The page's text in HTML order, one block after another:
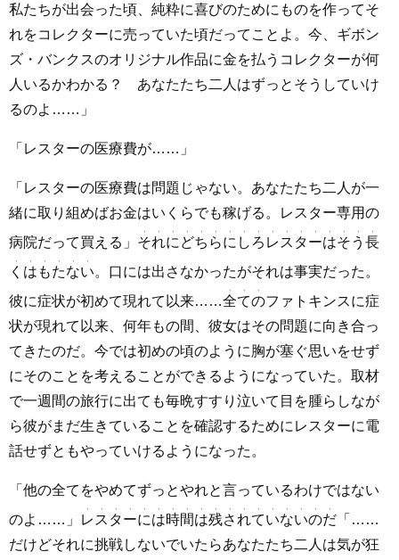
私たちが出会った頃、純粋に喜びのためにものを作ってそ
れをコレクターに売っていた頃だってことよ。今、ギボン
ズ・バンクスのオリジナル作品に金を払うコレクターが何
人いるかわかる？ あなたたち二人はずっとそうしていけ
るのよ……」
「レスターの医療費が……」
「レスターの医療費は問題じゃない。あなたたち二人が一
緒に取り組めばお金はいくらでも稼げる。レスター専用の
病院だって買える」 それにどちらにしろレスターはそう長
くはもたない。口には出さなかったがそれは事実だった。
彼に症状が初めて現れて以来……全てのファトキンスに症
状が現れて以来、何年もの間、彼女はその問題に向き合っ
てきたのだ。今では初めの頃のように胸が塞ぐ思いをせず
にそのことを考えることができるようになっていた。取材
で一週間の旅行に出ても毎晩すすり泣いて目を腫らしなが
ら彼がまだ生きていることを確認するためにレスターに電
話せずともやっていけるようになった。
「他の全てをやめてずっとやれと言っているわけではない
のよ……」
レスターには時間は残されていないのだ 「……
だけどそれに挑戦しないでいたらあなたたち二人は気が狂